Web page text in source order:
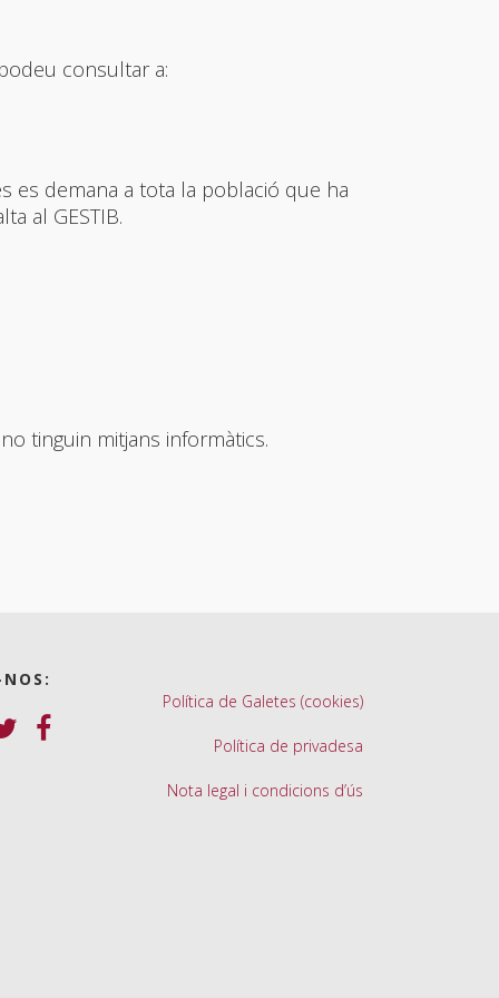
consultar a:
es demana a tota la població que ha
al GESTIB.
tinguin mitjans informàtics.
Política de Galetes (cookies)
Política de privadesa
Nota legal i condicions d’ús